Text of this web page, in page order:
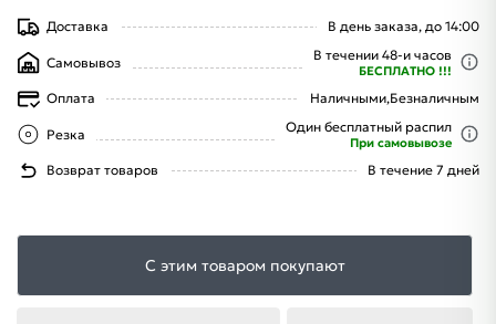
Доставка В день заказа, до 14:00
Самовывоз В течении 48-и часов
БЕСПЛАТНО !!!
Оплата Наличными,Безналичным
Резка Один бесплатный распил
При самовывозе
Возврат товаров В течение 7 дней
С этим товаром покупают